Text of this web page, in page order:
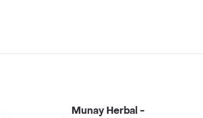
Munay Herbal -